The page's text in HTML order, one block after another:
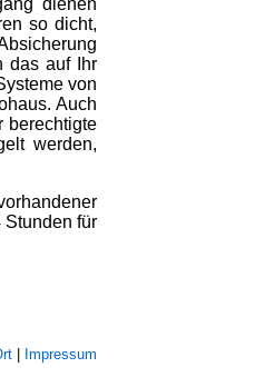
so dicht,
das auf Ihr
von
Auch
berechtigte
werden,
Stunden für
Impressum